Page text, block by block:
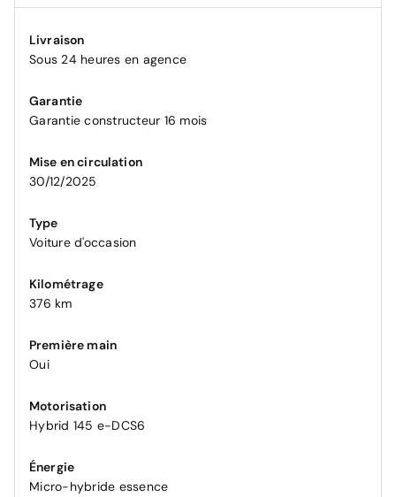
Livraison
Sous 24 heures en agence
Garantie
Garantie constructeur 16 mois
Mise en circulation
30/12/2025
Type
Voiture d'occasion
Kilométrage
376 km
Première main
Oui
Motorisation
Hybrid 145 e-DCS6
Énergie
Micro-hybride essence